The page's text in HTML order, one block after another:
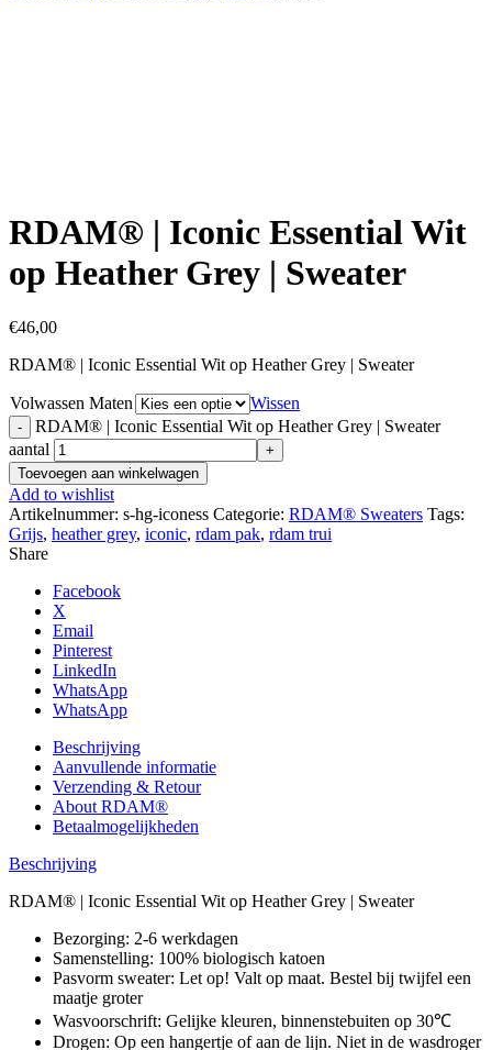
RDAM® | Iconic Essential Wit
op Heather Grey | Sweater
€46,00
RDAM® | Iconic Essential Wit op Heather Grey | Sweater
Volwassen Maten
Wissen
RDAM® | Iconic Essential Wit op Heather Grey | Sweater
aantal
Toevoegen aan winkelwagen
Add to wishlist
Artikelnummer: s-hg-iconess Categorie: RDAM® Sweaters Tags:
Grijs, heather grey, iconic, rdam pak, rdam trui
Share
Facebook
X
Email
Pinterest
LinkedIn
WhatsApp
WhatsApp
Beschrijving
Aanvullende informatie
Verzending & Retour
About RDAM®
Betaalmogelijkheden
Beschrijving
RDAM® | Iconic Essential Wit op Heather Grey | Sweater
Bezorging: 2-6 werkdagen
Samenstelling: 100% biologisch katoen
Pasvorm sweater: Let op! Valt op maat. Bestel bij twijfel een
maatje groter
Wasvoorschrift: Gelijke kleuren, binnenstebuiten op 30℃
Drogen: Op een hangertje of aan de lijn. Niet in de wasdroger